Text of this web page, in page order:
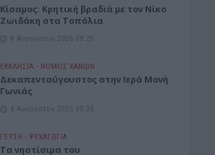
Kίσαμος: Κρητική βραδιά με τον Νίκο
Ζωιδάκη στα Τοπόλια
8 Αυγούστου 2026 08:25
ΕΚΚΛΗΣΙΑ • ΝΟΜΌΣ ΧΑΝΊΩΝ
Δεκαπενταύγουστος στην Ιερά Μονή
Γωνιάς
8 Αυγούστου 2026 08:20
ΓΕΎΣΗ - ΨΥΧΑΓΩΓΊΑ
Τα νηστίσιμα του